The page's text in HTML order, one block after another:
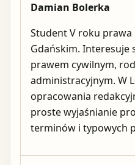
Damian Bolerka
Student V roku
Gdańskim. Interesuje
prawem cywilnym,
administracyjnym. W
opracowania
proste wyjaśnianie
terminów i typowych